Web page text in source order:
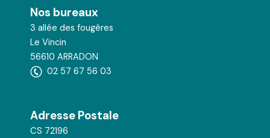
Nos bureaux
3 allée des fougères
Le Vincin
56610 ARRADON
02 57 67 56 03
Adresse Postale
CS 72196